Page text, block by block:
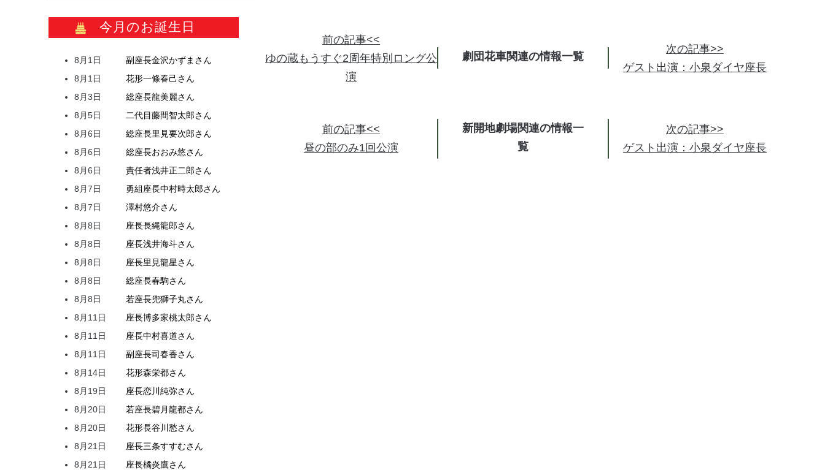
前の記事<<
ゆの蔵もうすぐ2周年特別ロング公
演
劇団花車関連の情報
次の記事>>
ゲスト出演：小泉ダイヤ座長
前の記事<<
昼の部のみ1回公演
新開地劇場関連の情報
次の記事>>
ゲスト出演：小泉ダイヤ座長
今月のお誕生日
8月1日 副座長金沢かずま さん
8月1日
花形一條春己さん
8月3日
総座長龍美麗さん
8月5日
二代目藤間智太郎さん
8月6日
総座長里見要次郎さん
8月6日
総座長おおみ悠さん
8月6日
責任者浅井正二郎さん
8月7日
勇組座長中村時太郎さん
8月7日
澤村悠介さん
8月8日
座長長縄龍郎さん
8月8日
座長浅井海斗さん
8月8日
座長里見龍星さん
8月8日
総座長春駒さん
8月8日
若座長兜獅子丸さん
8月11日
座長博多家桃太郎さん
8月11日
座長中村喜道さん
8月11日
副座長司春香さん
8月14日
花形森栄都さん
8月19日
座長恋川 純弥さん
8月20日
若座長碧月龍都さん
8月20日
花形長谷川 愁さん
8月21日
座長三条すすむさん
8月21日
座長橘炎鷹さん